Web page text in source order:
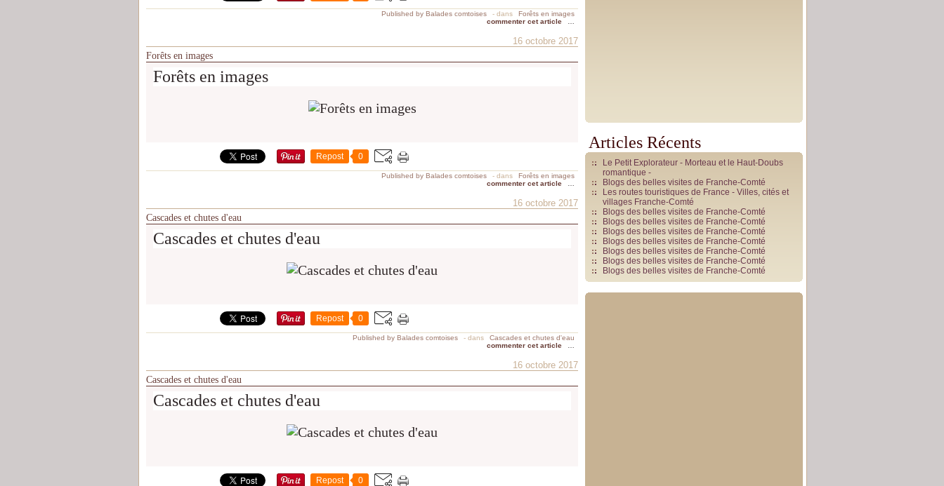
Published by Balades comtoises - dans
Forêts en images
commenter cet article
16 octobre 2017
Forêts en images
Forêts en images
Repost 0
Published by Balades comtoises - dans
Forêts en images
commenter cet article
16 octobre 2017
Cascades et chutes d'eau
Cascades et chutes d'eau
Repost 0
Published by Balades comtoises - dans
Cascades et chutes d'eau
commenter cet article
16 octobre 2017
Cascades et chutes d'eau
Cascades et chutes d'eau
Repost 0
Articles Récents
Le Petit Explorateur - Morteau et le Haut-Doubs
romantique -
Blogs des belles visites de Franche-Comté
Les routes touristiques de France - Villes, cités et
villages Franche-Comté
Blogs des belles visites de Franche-Comté
Blogs des belles visites de Franche-Comté
Blogs des belles visites de Franche-Comté
Blogs des belles visites de Franche-Comté
Blogs des belles visites de Franche-Comté
Blogs des belles visites de Franche-Comté
Blogs des belles visites de Franche-Comté